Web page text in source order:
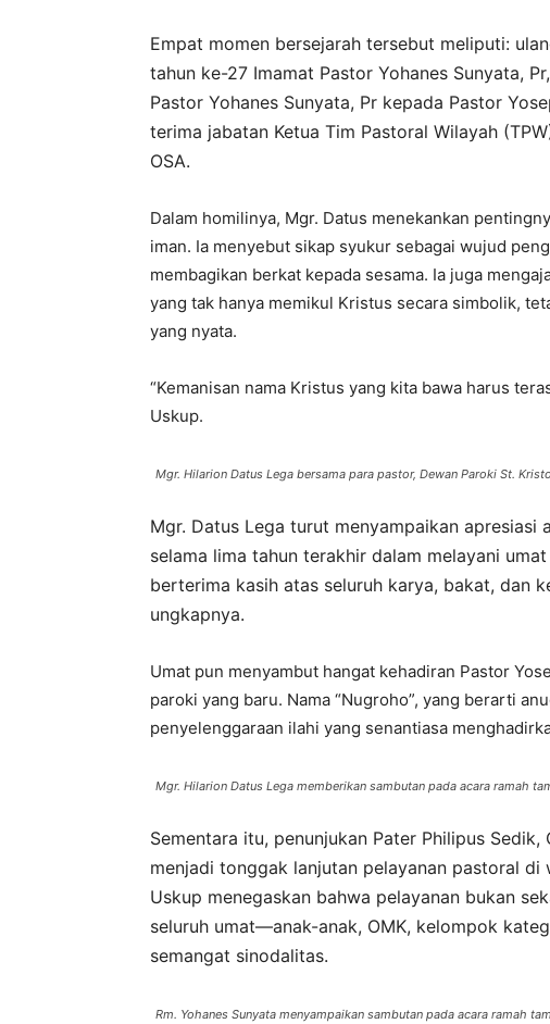
Empat momen bersejarah tersebut meliputi:
tahun ke-27 Imamat Pastor Yohanes Sunyata,
Pastor Yohanes Sunyata, Pr kepada Pastor
terima jabatan Ketua Tim Pastoral Wilayah
OSA.
Dalam homilinya, Mgr. Datus menekankan
iman. Ia menyebut sikap syukur sebagai wujud
membagikan berkat kepada sesama. Ia juga
yang tak hanya memikul Kristus secara simbolik,
yang nyata.
“Kemanisan nama Kristus yang kita bawa harus
Uskup.
Mgr. Hilarion Datus Lega bersama para pastor, Dewan Paroki St.
Mgr. Datus Lega turut menyampaikan apresiasi
selama lima tahun terakhir dalam melayani
berterima kasih atas seluruh karya, bakat, dan
ungkapnya.
Umat pun menyambut hangat kehadiran Pastor
paroki yang baru. Nama “Nugroho”, yang berarti
penyelenggaraan ilahi yang senantiasa
Mgr. Hilarion Datus Lega memberikan sambutan pada acara ramah
Sementara itu, penunjukan Pater Philipus Sedik,
menjadi tonggak lanjutan pelayanan pastoral di
Uskup menegaskan bahwa pelayanan bukan
seluruh umat—anak-anak, OMK, kelompok
semangat sinodalitas.
Rm. Yohanes Sunyata menyampaikan sambutan pada acara ramah